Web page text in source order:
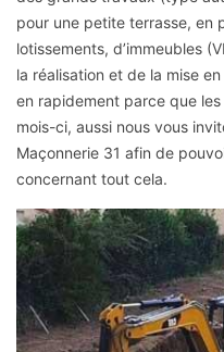
pour une petite terrasse, en
lotissements, d’immeubles
la réalisation et de la mise
en rapidement parce que
mois-ci, aussi nous vous
Maçonnerie 31 afin de
concernant tout cela.